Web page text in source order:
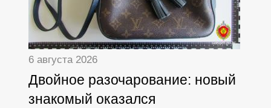
6 августа 2026
Двойное разочарование: новый
знакомый оказался